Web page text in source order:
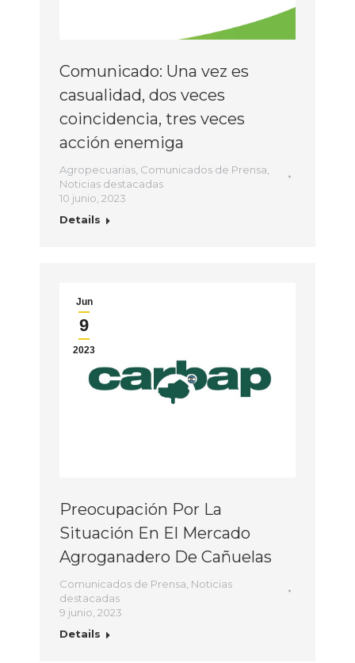
Comunicado: Una vez es
casualidad, dos veces
coincidencia, tres veces
acción enemiga
Agropecuarias, Comunicados de Prensa,
Noticias destacadas
10 junio, 2023
Details
Jun
9
2023
Preocupación Por La
Situación En El Mercado
Agroganadero De Cañuelas
Comunicados de Prensa Noticias
destacadas
9 junio, 2023
Details